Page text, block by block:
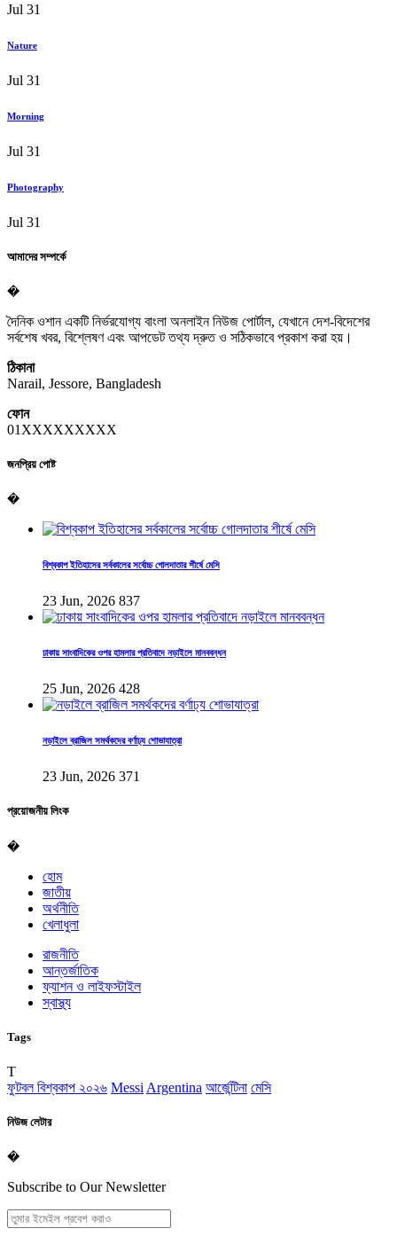
Jul 31
Nature
Jul 31
Morning
Jul 31
Photography
Jul 31
আমাদের সম্পর্কে
�
দৈনিক ওশান একটি নির্ভরযোগ্য বাংলা অনলাইন নিউজ পোর্টাল, যেখানে দেশ-বিদেশের
সর্বশেষ খবর, বিশ্লেষণ এবং আপডেট তথ্য দ্রুত ও সঠিকভাবে প্রকাশ করা হয়।
ঠিকানা
Narail, Jessore, Bangladesh
ফোন
01XXXXXXXXX
জনপ্রিয় পোষ্ট
�
বিশ্বকাপ ইতিহাসের সর্বকালের সর্বোচ্চ গোলদাতার শীর্ষে মেসি
23 Jun, 2026 837
ঢাকায় সাংবাদিকের ওপর হামলার প্রতিবাদে নড়াইলে মানববন্ধন
25 Jun, 2026 428
নড়াইলে ব্রাজিল সমর্থকদের বর্ণাঢ্য শোভাযাত্রা
23 Jun, 2026 371
প্রয়োজনীয় লিংক
�
হোম
জাতীয়
অর্থনীতি
খেলাধুলা
রাজনীতি
আন্তর্জাতিক
ফ্যাশন ও লাইফস্টাইল
স্বাস্থ্য
Tags
T
ফুটবল বিশ্বকাপ ২০২৬ Messi Argentina আর্জেন্টিনা মেসি
নিউজ লেটার
�
Subscribe to Our Newsletter